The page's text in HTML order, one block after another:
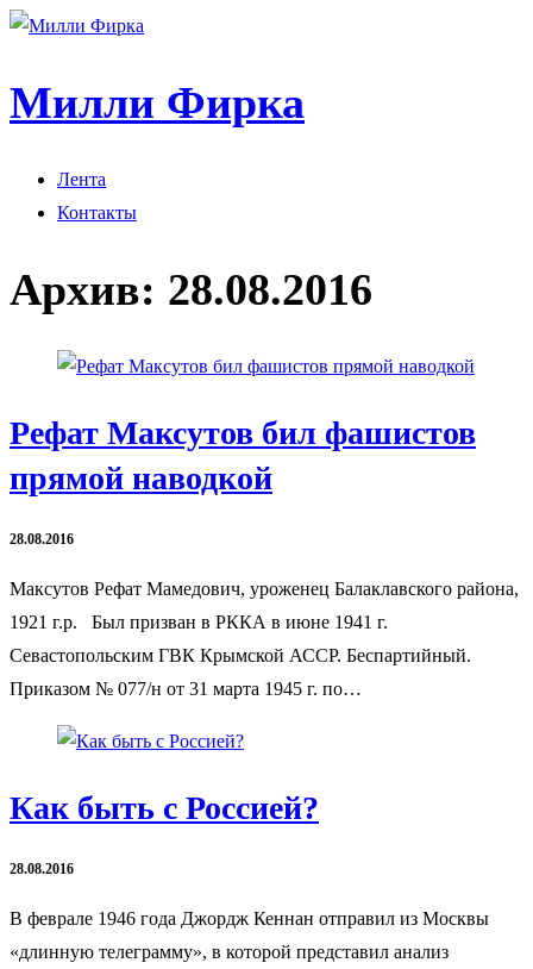
Милли Фирка
Лента
Контакты
Архив: 28.08.2016
Рефат Максутов бил фашистов
прямой наводкой
28.08.2016
Максутов Рефат Мамедович, уроженец Балаклавского района,
1921 г.р. Был призван в РККА в июне 1941 г.
Севастопольским ГВК Крымской АССР. Беспартийный.
Приказом № 077/н от 31 марта 1945 г. по…
Как быть с Россией?
28.08.2016
В феврале 1946 года Джордж Кеннан отправил из Москвы
«длинную телеграмму», в которой представил анализ